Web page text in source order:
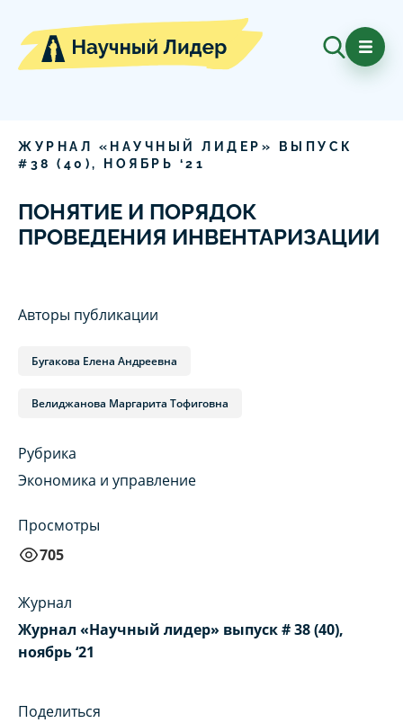
ЖУРНАЛ «НАУЧНЫЙ ЛИДЕР» ВЫПУСК
# 38 ( 40 ), НОЯБРЬ ‘21
ПОНЯТИЕ И ПОРЯДОК
ПРОВЕДЕНИЯ ИНВЕНТАРИЗАЦИИ
Авторы публикации
Бугакова Елена Андреевна
Велиджанова Маргарита Тофиговна
Рубрика
Экономика и управление
Просмотры
705
Журнал
Журнал «Научный лидер» выпуск # 38 (40),
ноябрь ‘21
Поделиться